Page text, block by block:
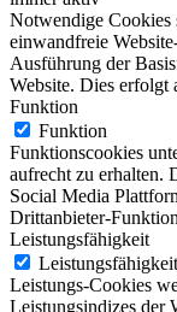
Notwendige Cookies
einwandfreie
Ausführung der
Website. Dies erfolgt
Funktion
Funktion
Funktionscookies
aufrecht zu erhalten.
Social Media
Drittanbieter-
Leistungsfähigkeit
Leistungsfähigkeit
Leistungs-Cookies
Leistungsindizes der